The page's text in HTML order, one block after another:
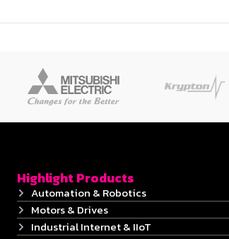
Highlight Products
Automation & Robotics
Motors & Drives
Industrial Internet & IIoT